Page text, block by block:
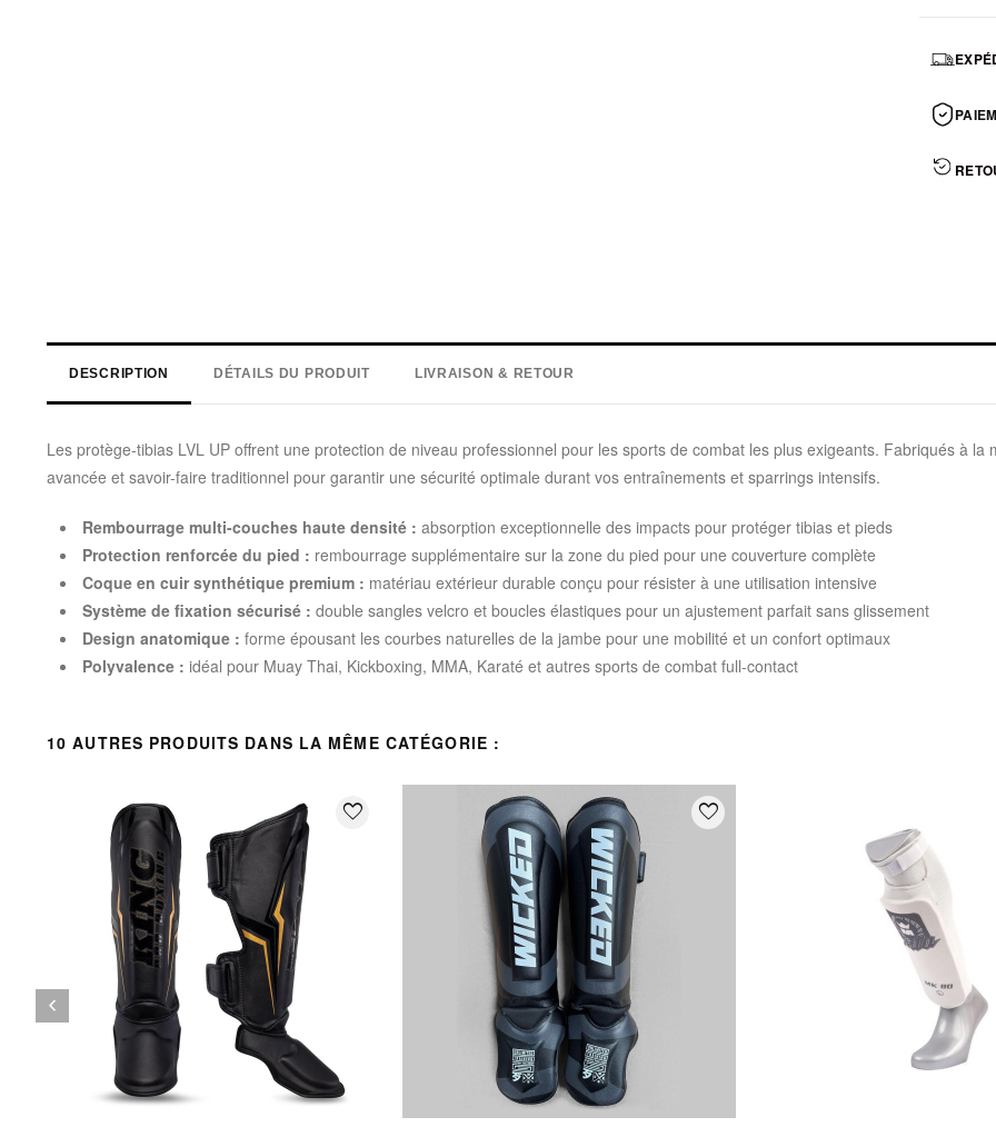
DESCRIPTION DÉTAILS DU PRODUIT LIVRAISON & RETOUR
Les protège-tibias LVL UP offrent une protection de niveau professionnel pour les sports de combat les plus exigeants. Fabriqués à
avancée et savoir-faire traditionnel pour garantir une sécurité optimale durant vos entraînements et sparrings intensifs.
Rembourrage multi-couches haute densité : absorption exceptionnelle des impacts pour protéger tibias et pieds
Protection renforcée du pied : rembourrage supplémentaire sur la zone du pied pour une couverture complète
Coque en cuir synthétique premium : matériau extérieur durable conçu pour résister à une utilisation intensive
Système de fixation sécurisé : double sangles velcro et boucles élastiques pour un ajustement parfait sans glissement
Design anatomique : forme épousant les courbes naturelles de la jambe pour une mobilité et un confort optimaux
Polyvalence : idéal pour Muay Thai, Kickboxing, MMA, Karaté et autres sports de combat full-contact
10 AUTRES PRODUITS DANS LA MÊME CATÉGORIE :
favorite_border favorite_border
Précédent
keyboard_arrow_left